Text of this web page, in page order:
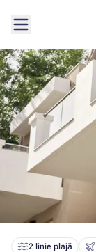
2 linie plajă